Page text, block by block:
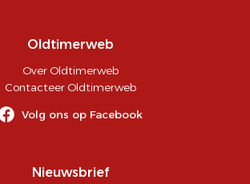
Oldtimerweb
Over Oldtimerweb
Contacteer Oldtimerweb
Volg ons op Facebook
Nieuwsbrief